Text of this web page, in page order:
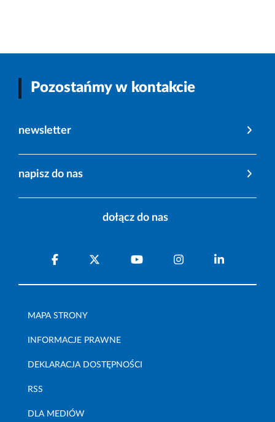
Pozostańmy w kontakcie
newsletter
napisz do nas
dołącz do nas
MAPA STRONY
INFORMACJE PRAWNE
DEKLARACJA DOSTĘPNOŚCI
RSS
DLA MEDIÓW